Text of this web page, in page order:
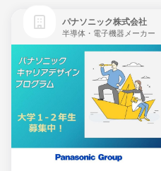
パナソニック株式会社
半導体・電子機器メーカー